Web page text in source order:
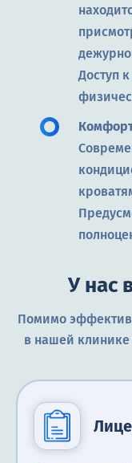
Доступ
У нас
Помимо
в нашей клинике